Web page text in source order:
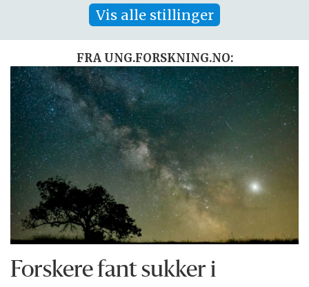
Vis alle stillinger
FRA UNG.FORSKNING.NO:
Forskere fant sukker i